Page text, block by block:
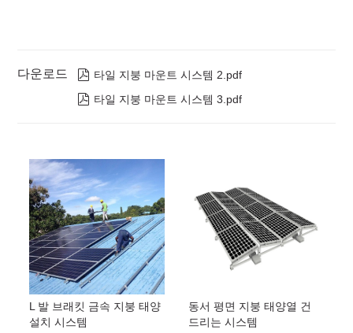
다운로드  타일 ​​지붕 마운트 시스템 2.pdf
 타일 ​​지붕 마운트 시스템 3.pdf
L 발 브래킷 금속 지붕 태양
설치 시스템
동서 평면 지붕 태양열 건
드리는 시스템